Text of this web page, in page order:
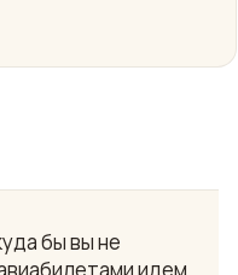
бы вы не